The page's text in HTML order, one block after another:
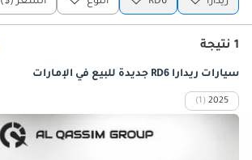
1 نتيجة
سيارات ريدارا RD6 جديدة للبيع في الإمارات
2025
(1)